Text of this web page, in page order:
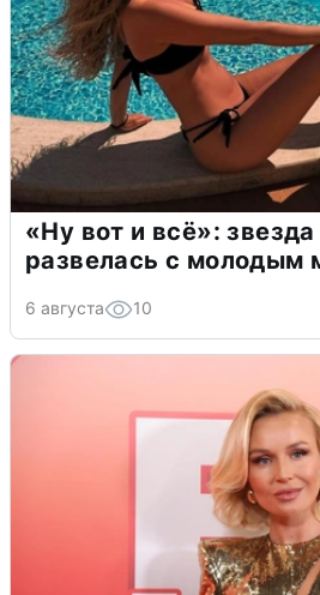
«Ну вот и всё»:
развелась с молодым
6 августа 10